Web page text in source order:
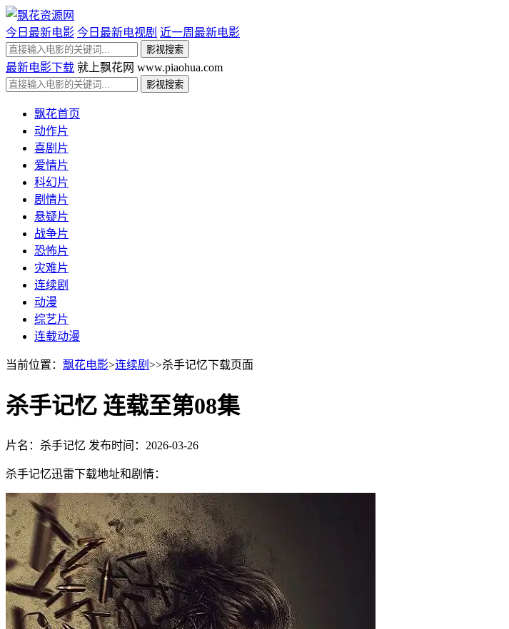
今日最新电影 今日最新电视剧 近一周最新电影
最新电影下载 就上飘花网 www.piaohua.com
飘花首页
动作片
喜剧片
爱情片
科幻片
剧情片
悬疑片
战争片
恐怖片
灾难片
连续剧
动漫
综艺片
连载动漫
当前位置： 飘花电影>连续剧 >>杀手记忆下载页面
杀手记忆 连载至第08集
片名：杀手记忆 发布时间：2026-03-26
杀手记忆迅雷下载地址和剧情：